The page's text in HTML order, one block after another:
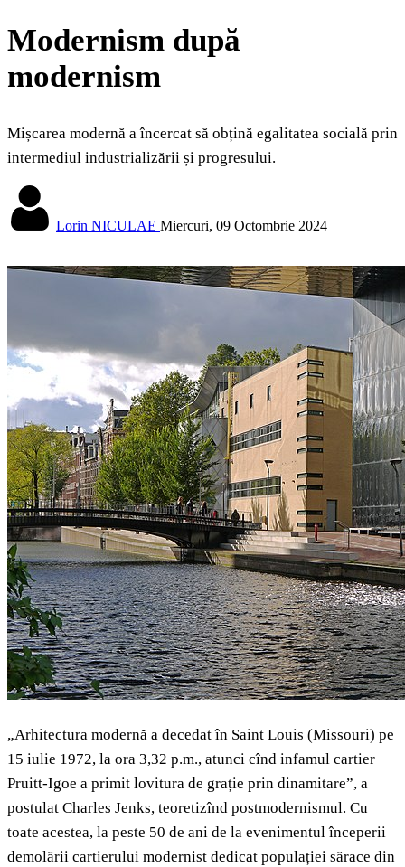
Modernism după
modernism
Mișcarea modernă a încercat să obțină egalitatea socială prin
intermediul industrializării și progresului.
Lorin NICULAE Miercuri, 09 Octombrie 2024
„Arhitectura modernă a decedat în Saint Louis (Missouri) pe
15 iulie 1972, la ora 3,32 p.m., atunci cînd infamul cartier
Pruitt-Igoe a primit lovitura de grație prin dinamitare”, a
postulat Charles Jenks, teoretizînd postmodernismul. Cu
toate acestea, la peste 50 de ani de la evenimentul începerii
demolării cartierului modernist dedicat populației sărace din